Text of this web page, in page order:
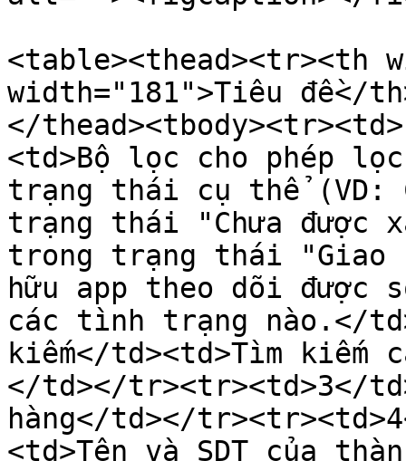
<table><thead><tr><th
width="181">Tiêu đề</
</
<td>Bộ lọc cho phép
trạng thái cụ thể (VD:
trạng thái "Chưa được
trong trạng thái "Giao
hữu app theo dõi được
các tình trạng nào.</
kiếm</td><td>Tìm kiếm
</td></tr><tr><td>3</
hàng</td></
<td>Tên và SDT của